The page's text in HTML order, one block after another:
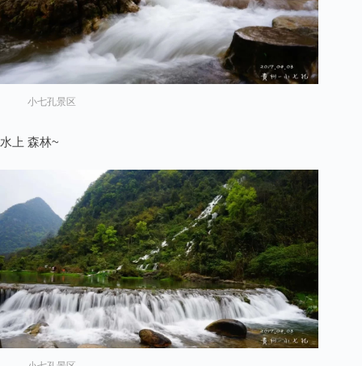
小七孔景区
水上 森林~